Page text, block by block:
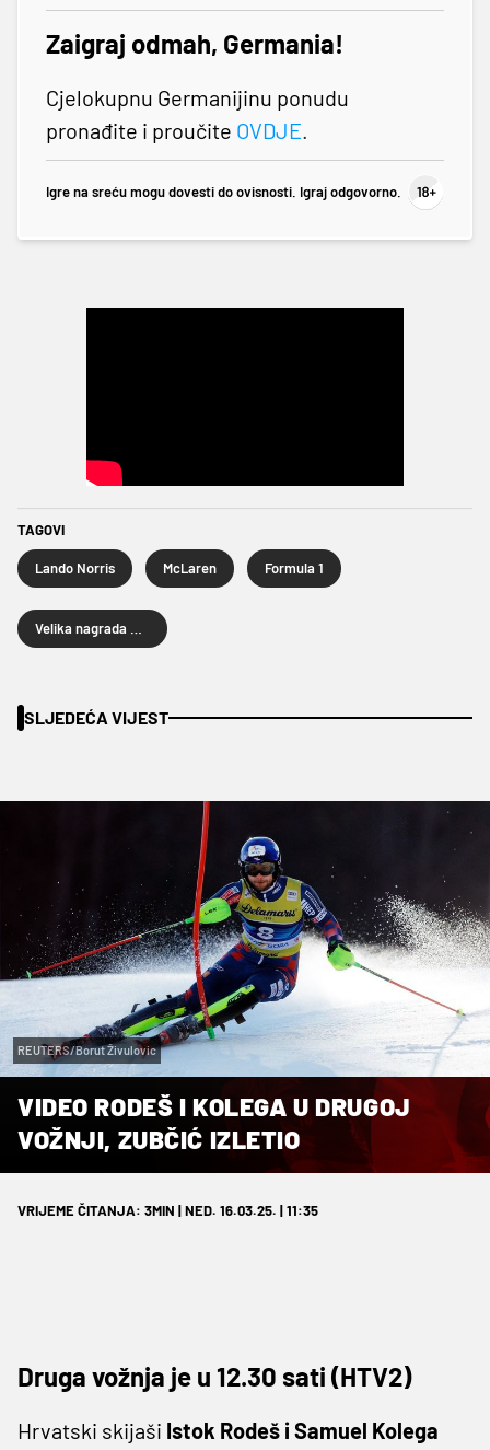
Zaigraj odmah, Germania!
Cjelokupnu Germanijinu ponudu
pronađite i proučite OVDJE.
Igre na sreću mogu dovesti do ovisnosti. Igraj odgovorno.
TAGOVI
Lando Norris McLaren Formula 1
SLJEDEĆA VIJEST
REUTERS/Borut Živulovic
VIDEO RODEŠ I KOLEGA U DRUGOJ
VOŽNJI, ZUBČIĆ IZLETIO
VRIJEME ČITANJA: 3MIN | NED. 16.03.25. | 11:35
Druga vožnja je u 12.30 sati (HTV2)
Hrvatski skijaši Istok Rodeš i Samuel Kolega